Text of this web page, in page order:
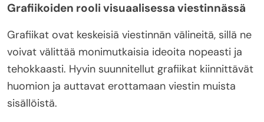
Grafiikoiden rooli visuaalisessa viestinnässä
Grafiikat ovat keskeisiä viestinnän välineitä, sillä ne
voivat välittää monimutkaisia ideoita nopeasti ja
tehokkaasti. Hyvin suunnitellut grafiikat kiinnittävät
huomion ja auttavat erottamaan viestin muista
sisällöistä.